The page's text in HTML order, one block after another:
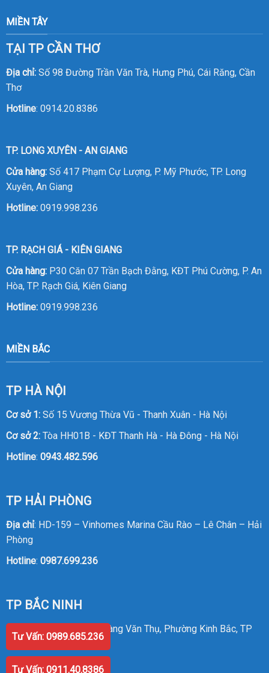
MIỀN TÂY
TẠI TP CẦN THƠ
Địa chỉ:Số 98 Đường Trần Văn Trà, Hưng Phú, Cái Răng, Cần
Thơ
Hotline: 0914.20.8386
TP. LONG XUYÊN - AN GIANG
Cửa hàng:Số 417 Phạm Cự Lượng, P. Mỹ Phước, TP. Long
Xuyên, An Giang
Hotline: 0919.998.236
TP. RẠCH GIÁ - KIÊN GIANG
Cửa hàng:P30 Căn 07 Trần Bạch Đằng, KĐT Phú Cường, P. An
Hòa, TP. Rạch Giá, Kiên Giang
Hotline: 0919.998.236
MIỀN BẮC
TP HÀ NỘI
Cơ sở 1:Số 15 Vương Thừa Vũ - Thanh Xuân - Hà Nội
Cơ sở 2:Tòa HH01B - KĐT Thanh Hà - Hà Đông - Hà Nội
Hotline: 0943.482.596
TP HẢI PHÒNG
Địa chỉ: HD-159 – Vinhomes Marina Cầu Rào – Lê Chân – Hải
Phòng
Hotline: 0987.699.236
TP BẮC NINH
Địa chỉ
: Số 58 Đường Hoàng Văn Thụ, Phường Kinh Bắc, TP
Bắc Ninh
Hotline:0987.699.236
Tư Vấn: 0989.685.236
Tư Vấn: 0911.40.8386